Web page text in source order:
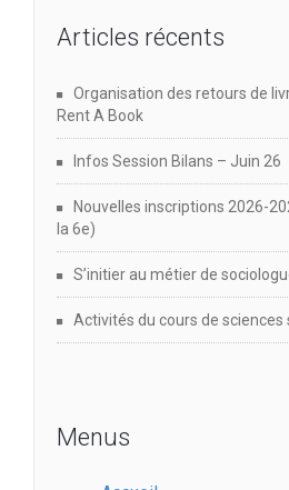
Articles récents
Organisation des retours de
Rent A Book
Infos Session Bilans – Juin 26
Nouvelles inscriptions 2026-
la 6e)
S’initier au métier de
Activités du cours de sciences
Menus